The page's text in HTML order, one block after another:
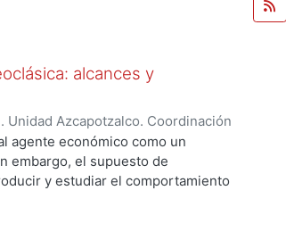
alcances y
Azcapotzalco. Coordinación
Gabriela Lizeth
agente económico como un
embargo, el supuesto de
y estudiar el comportamiento